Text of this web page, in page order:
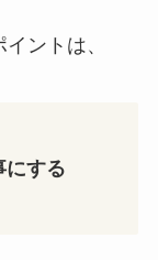
ントは、
にする